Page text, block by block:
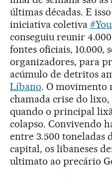
últimas décadas. E
iniciativa coletiva
conseguiu reunir 4.000
fontes oficiais, 10.000,
organizadores, para
acúmulo de detritos
Líbano. O movimento
chamada crise do
quando o principal
colapso. Convivendo
entre 3.500 toneladas
capital, os libaneses
ultimato ao precário